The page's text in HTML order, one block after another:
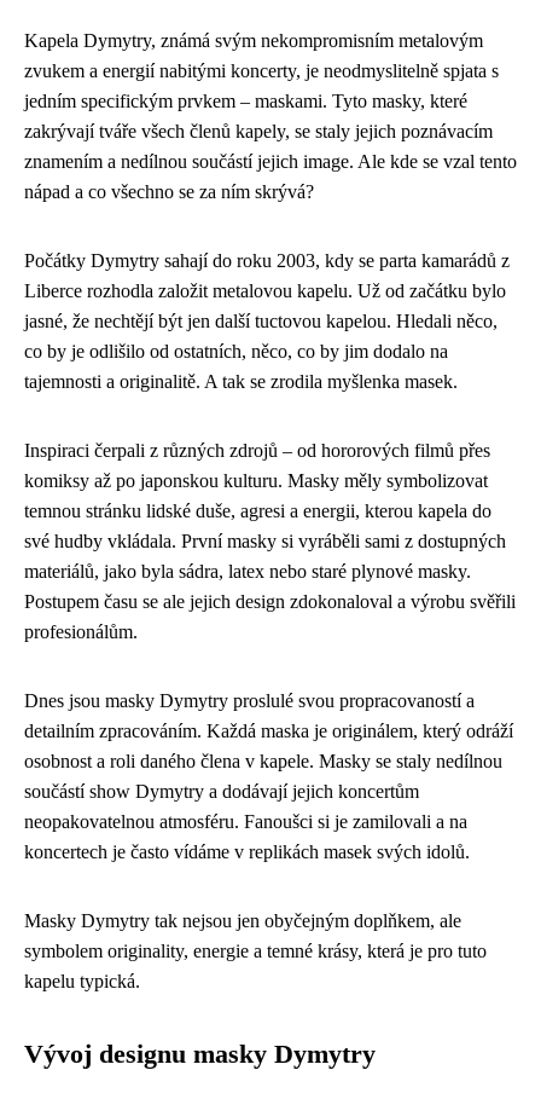
Kapela Dymytry, známá svým nekompromisním metalovým
zvukem a energií nabitými koncerty, je neodmyslitelně spjata s
jedním specifickým prvkem – maskami. Tyto masky, které
zakrývají tváře všech členů kapely, se staly jejich poznávacím
znamením a nedílnou součástí jejich image. Ale kde se vzal tento
nápad a co všechno se za ním skrývá?
Počátky Dymytry sahají do roku 2003, kdy se parta kamarádů z
Liberce rozhodla založit metalovou kapelu. Už od začátku bylo
jasné, že nechtějí být jen další tuctovou kapelou. Hledali něco,
co by je odlišilo od ostatních, něco, co by jim dodalo na
tajemnosti a originalitě. A tak se zrodila myšlenka masek.
Inspiraci čerpali z různých zdrojů – od hororových filmů přes
komiksy až po japonskou kulturu. Masky měly symbolizovat
temnou stránku lidské duše, agresi a energii, kterou kapela do
své hudby vkládala. První masky si vyráběli sami z dostupných
materiálů, jako byla sádra, latex nebo staré plynové masky.
Postupem času se ale jejich design zdokonaloval a výrobu svěřili
profesionálům.
Dnes jsou masky Dymytry proslulé svou propracovaností a
detailním zpracováním. Každá maska je originálem, který odráží
osobnost a roli daného člena v kapele. Masky se staly nedílnou
součástí show Dymytry a dodávají jejich koncertům
neopakovatelnou atmosféru. Fanoušci si je zamilovali a na
koncertech je často vídáme v replikách masek svých idolů.
Masky Dymytry tak nejsou jen obyčejným doplňkem, ale
symbolem originality, energie a temné krásy, která je pro tuto
kapelu typická.
Vývoj designu masky Dymytry